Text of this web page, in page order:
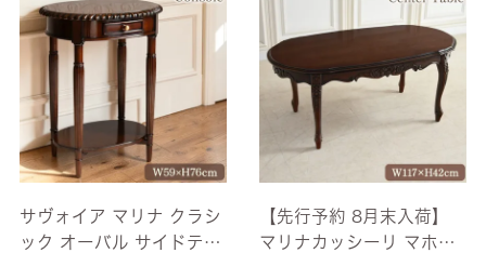
サヴォイア マリナ クラシ
ック オーバル サイドテー
【先行予約 8月末入荷】
マリナカッシーリ マホガ